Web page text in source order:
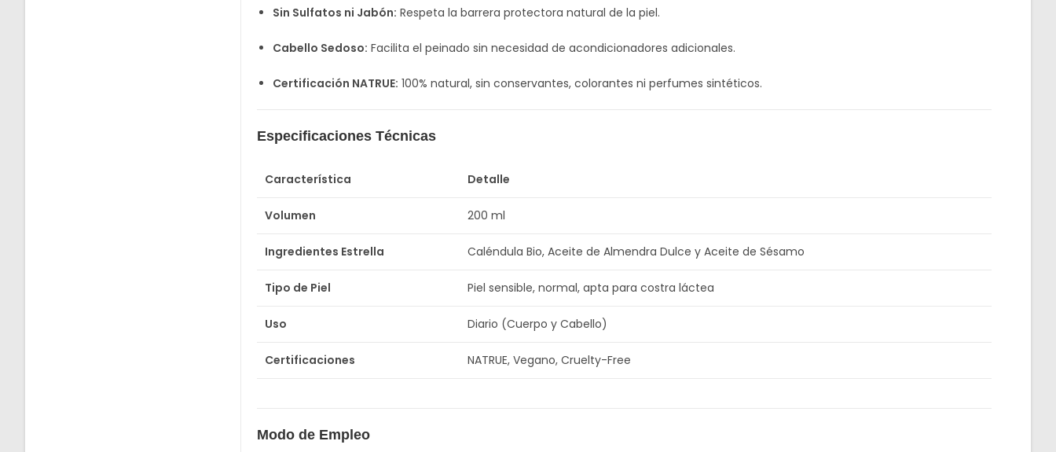
Sin Sulfatos ni Jabón: Respeta la barrera protectora natural de la piel.
Cabello Sedoso: Facilita el peinado sin necesidad de acondicionadores adicionales.
Certificación NATRUE: 100% natural, sin conservantes, colorantes ni perfumes sintéticos.
Especificaciones Técnicas
Característica Detalle
Volumen 200 ml
Ingredientes Estrella Caléndula Bio, Aceite de Almendra Dulce y Aceite de Sésamo
Tipo de Piel Piel sensible, normal, apta para costra láctea
Uso Diario (Cuerpo y Cabello)
Certificaciones NATRUE, Vegano, Cruelty-Free
Modo de Empleo